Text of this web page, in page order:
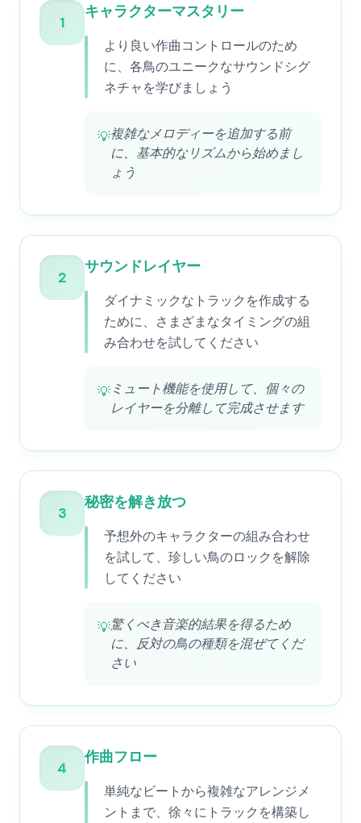
1
キャラクターマスタリー
より良い作曲コントロールのため
に、各鳥のユニークなサウンドシグ
ネチャを学びましょう
💡複雑なメロディーを追加する前
に、基本的なリズムから始めまし
ょう
2
サウンドレイヤー
ダイナミックなトラックを作成する
ために、さまざまなタイミングの組
み合わせを試してください
💡ミュート機能を使用して、個々の
レイヤーを分離して完成させます
3
秘密を解き放つ
予想外のキャラクターの組み合わせ
を試して、珍しい鳥のロックを解除
してください
💡驚くべき音楽的結果を得るため
に、反対の鳥の種類を混ぜてくだ
さい
4
作曲フロー
単純なビートから複雑なアレンジメ
ントまで、徐々にトラックを構築し